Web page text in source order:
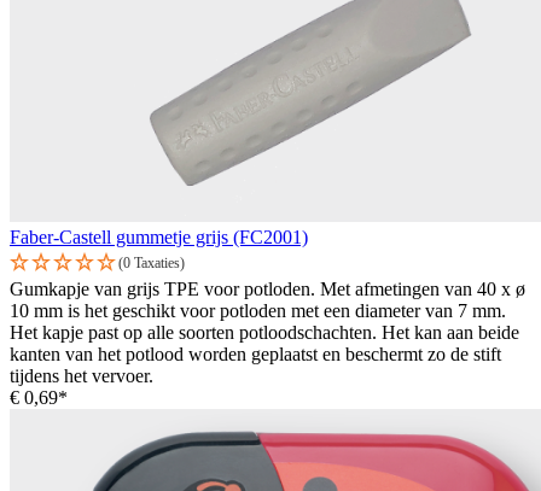
Faber-Castell gummetje grijs (FC2001)
(0 Taxaties)
Gumkapje van grijs TPE voor potloden. Met afmetingen van 40 x ø
10 mm is het geschikt voor potloden met een diameter van 7 mm.
Het kapje past op alle soorten potloodschachten. Het kan aan beide
kanten van het potlood worden geplaatst en beschermt zo de stift
tijdens het vervoer.
€ 0,69*